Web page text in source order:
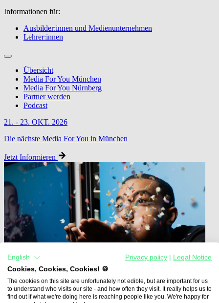
Informationen für:
Ausbilder:innen und Medienunternehmen
Lehrer:innen
Übersicht
Media For You München
Media For You Nürnberg
Partner werden
Podcast
21. - 23. OKT. 2026
Die nächste Media For You in München
Jetzt Informieren
English Privacy policy
Legal Notice
Cookies, Cookies, Cookies! 🍪
The cookies on this site are unfortunately not edible, but are important for us
to understand who visits our site - and how often they visit. It really helps us to
find out if what we're doing here is reaching people like you. We're happy for